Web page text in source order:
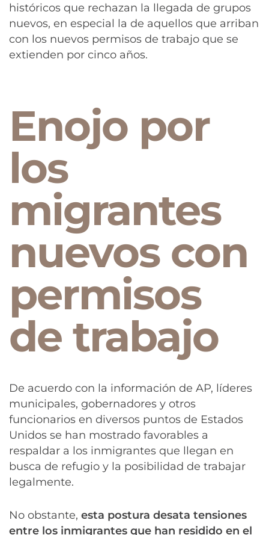
históricos que rechazan la llegada de grupos
nuevos, en especial la de aquellos que arriban
con los nuevos permisos de trabajo que se
extienden por cinco años.
Enojo por
los
migrantes
nuevos con
permisos
de trabajo
De acuerdo con la información de AP, líderes
municipales, gobernadores y otros
funcionarios en diversos puntos de Estados
Unidos se han mostrado favorables a
respaldar a los inmigrantes que llegan en
busca de refugio y la posibilidad de trabajar
legalmente.
No obstante, esta postura desata tensiones
entre los inmigrantes que han residido en el